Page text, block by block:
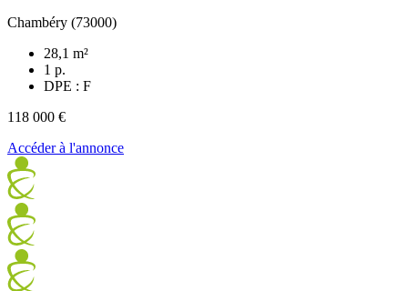
Chambéry (73000)
28,1 m²
1 p.
DPE : F
118 000 €
Accéder à l'annonce